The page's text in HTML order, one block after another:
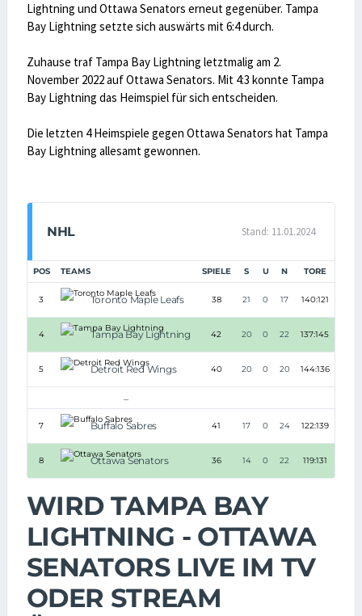
Lightning und Ottawa Senators erneut gegenüber. Tampa
Bay Lightning setzte sich auswärts mit 6:4 durch.
Zuhause traf Tampa Bay Lightning letztmalig am 2.
November 2022 auf Ottawa Senators. Mit 4:3 konnte Tampa
Bay Lightning das Heimspiel für sich entscheiden.
Die letzten 4 Heimspiele gegen Ottawa Senators hat Tampa
Bay Lightning allesamt gewonnen.
NHL Stand: 11.01.2024
POS TEAMS SPIELE S U N TORE
3 Toronto Maple Leafs 38 21 0 17 140:121
4 Tampa Bay Lightning 42 20 0 22 137:145
5 Detroit Red Wings 40 20 0 20 144:136
...
7 Buffalo Sabres 41 17 0 24 122:139
8 Ottawa Senators 36 14 0 22 119:131
WIRD TAMPA BAY
LIGHTNING - OTTAWA
SENATORS LIVE IM TV
ODER STREAM